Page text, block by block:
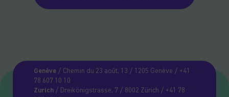
Genève/ Chemin du 23 août, 13 / 1205 Genève / +41
78 607 10 10
Zurich/ Dreikönigstrasse, 7 / 8002 Zürich / +41 78